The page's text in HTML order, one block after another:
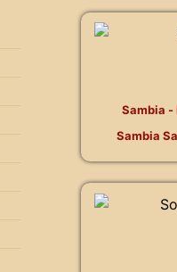
Sambia -
Sambia